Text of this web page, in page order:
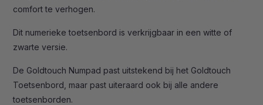
comfort te verhogen.
Dit numerieke toetsenbord is verkrijgbaar in een witte of
zwarte versie.
De Goldtouch Numpad past uitstekend bij het Goldtouch
Toetsenbord, maar past uiteraard ook bij alle andere
toetsenborden.